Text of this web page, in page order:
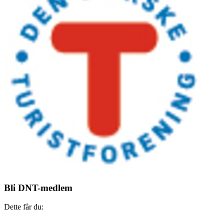
Bli DNT-medlem
Dette får du: